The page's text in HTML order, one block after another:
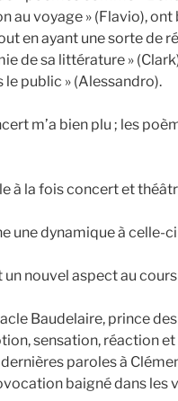
au voyage » (Flavio),
en ayant une sorte de
de sa littérature »
public » (Alessandro).
m’a bien plu ; les
à la fois concert et
une dynamique à celle-
nouvel aspect au
Baudelaire, prince
sensation, réaction
paroles à
baigné dans les